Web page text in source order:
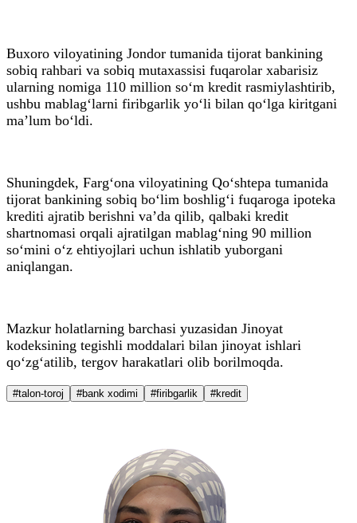
Buxoro viloyatining Jondor tumanida tijorat bankining
sobiq rahbari va sobiq mutaxassisi fuqarolar xabarisiz
ularning nomiga 110 million so‘m kredit rasmiylashtirib,
ushbu mablag‘larni firibgarlik yo‘li bilan qo‘lga kiritgani
ma’lum bo‘ldi.
Shuningdek, Farg‘ona viloyatining Qo‘shtepa tumanida
tijorat bankining sobiq bo‘lim boshlig‘i fuqaroga ipoteka
krediti ajratib berishni va’da qilib, qalbaki kredit
shartnomasi orqali ajratilgan mablag‘ning 90 million
so‘mini o‘z ehtiyojlari uchun ishlatib yuborgani
aniqlangan.
Mazkur holatlarning barchasi yuzasidan Jinoyat
kodeksining tegishli moddalari bilan jinoyat ishlari
qo‘zg‘atilib, tergov harakatlari olib borilmoqda.
#talon-toroj #bank xodimi #firibgarlik #kredit